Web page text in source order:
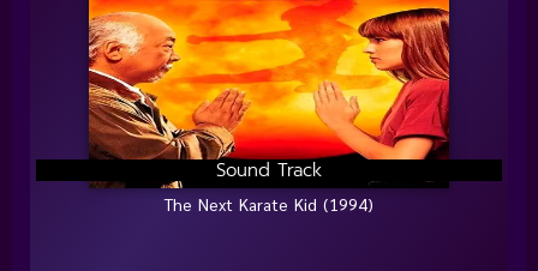
Sound Track
The Next Karate Kid (1994)